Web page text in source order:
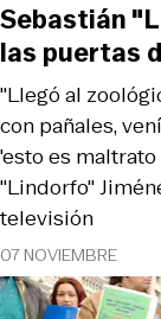
07 NOVIEMBRE
"Llegó al
con pañales,
'esto es
"Lindorfo"
televisión
Sebastián
las puertas